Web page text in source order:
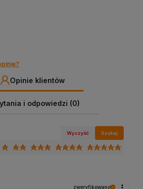
Opinie klientów
i odpowiedzi (0)
Wyczyść Szukaj
zweryfikowano